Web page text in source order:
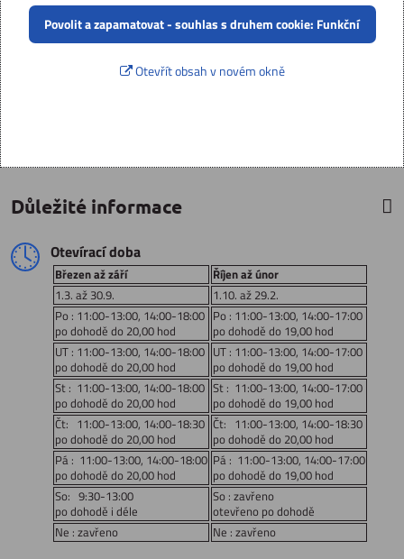
Povolit a zapamatovat - souhlas s druhem cookie: Funkční
Otevřít obsah v novém okně
Důležité informace
Otevírací doba
Březen až září
Říjen až únor
1.3. až 30.9.
1.10. až 29.2.
Po : 11:00-13:00, 14:00-18:00
po dohodě do 20,00 hod
Po : 11:00-13:00, 14:00-17:00
po dohodě do 19,00 hod
UT : 11:00-13:00, 14:00-18:00
po dohodě do 20,00 hod
UT : 11:00-13:00, 14:00-17:00
po dohodě do 19,00 hod
St : 11:00-13:00, 14:00-18:00
po dohodě do 20,00 hod
St : 11:00-13:00, 14:00-17:00
po dohodě do 19,00 hod
Čt: 11:00-13:00, 14:00-18:30
po dohodě do 20,00 hod
Čt: 11:00-13:00, 14:00-18:30
po dohodě do 20,00 hod
Pá : 11:00-13:00, 14:00-18:00
po dohodě do 20,00 hod
Pá : 11:00-13:00, 14:00-17:00
po dohodě do 19,00 hod
So: 9:30-13:00
po dohodě i déle
So : zavřeno
otevřeno po dohodě
Ne : zavřeno
Ne : zavřeno